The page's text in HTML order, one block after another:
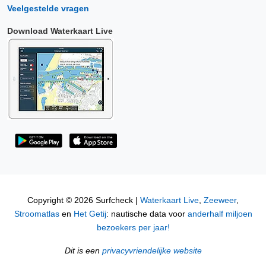
Veelgestelde vragen
Download Waterkaart Live
Copyright © 2026 Surfcheck | Waterkaart Live, Zeeweer,
Stroomatlasen Het Getij: nautische data voor anderhalf miljoen
bezoekers per jaar!
Dit is een privacyvriendelijke website